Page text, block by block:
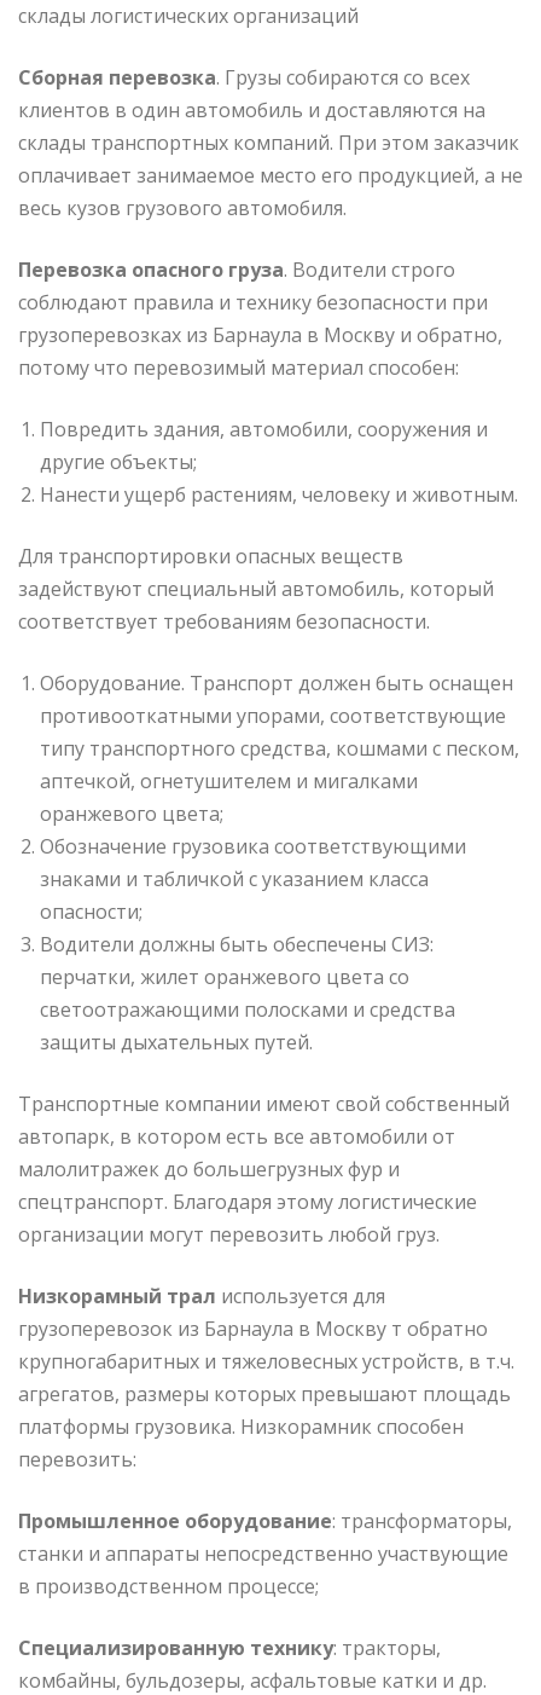
склады логистических организаций
Сборная перевозка. Грузы собираются со всех
клиентов в один автомобиль и доставляются на
склады транспортных компаний. При этом заказчик
оплачивает занимаемое место его продукцией, а не
весь кузов грузового автомобиля.
Перевозка опасного груза. Водители строго
соблюдают правила и технику безопасности при
грузоперевозках из Барнаула в Москву и обратно,
потому что перевозимый материал способен:
Повредить здания, автомобили, сооружения и
другие объекты;
Нанести ущерб растениям, человеку и животным.
Для транспортировки опасных веществ
задействуют специальный автомобиль, который
соответствует требованиям безопасности.
Оборудование. Транспорт должен быть оснащен
противооткатными упорами, соответствующие
типу транспортного средства, кошмами с песком,
аптечкой, огнетушителем и мигалками
оранжевого цвета;
Обозначение грузовика соответствующими
знаками и табличкой с указанием класса
опасности;
Водители должны быть обеспечены СИЗ:
перчатки, жилет оранжевого цвета со
светоотражающими полосками и средства
защиты дыхательных путей.
Транспортные компании имеют свой собственный
автопарк, в котором есть все автомобили от
малолитражек до большегрузных фур и
спецтранспорт. Благодаря этому логистические
организации могут перевозить любой груз.
Низкорамный трал используется для
грузоперевозок из Барнаула в Москву т обратно
крупногабаритных и тяжеловесных устройств, в т.ч.
агрегатов, размеры которых превышают площадь
платформы грузовика. Низкорамник способен
перевозить:
Промышленное оборудование: трансформаторы,
станки и аппараты непосредственно участвующие
в производственном процессе;
Специализированную технику: тракторы,
комбайны, бульдозеры, асфальтовые катки и др.